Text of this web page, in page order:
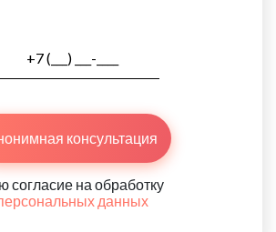
консультация
согласие на обработку
данных